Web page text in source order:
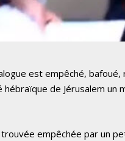
est empêché,
de Jérusalem un
empêchée par un